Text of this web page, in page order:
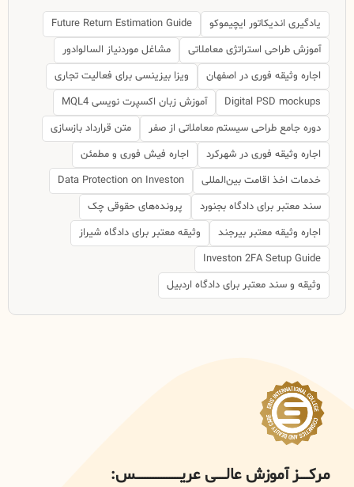
یادگیری اندیکاتور ایچیموکو
Future Return Estimation Guide
آموزش طراحی استراتژی معاملاتی
مشاغل موردنیاز السالوادور
اجاره وثیقه فوری در اصفهان
ویزا بیزینسی برای فعالیت تجاری
Digital PSD mockups
آموزش زبان اکسپرت نویسی MQL4
دوره جامع طراحی سیستم معاملاتی از صفر
متن قرارداد بازسازی
اجاره وثیقه فوری در شهرکرد
اجاره فیش فوری و مطمئن
خدمات اخذ اقامت بین‌المللی
Data Protection on Investon
سند معتبر برای دادگاه بجنورد
پرونده‌های حقوقی چک
اجاره وثیقه معتبر بیرجند
وثیقه معتبر برای دادگاه شیراز
Investon 2FA Setup Guide
وثیقه و سند معتبر برای دادگاه اردبیل
مرکــــــز آموزش عالــــــی عریــــــــــــــــــــــــــــس: